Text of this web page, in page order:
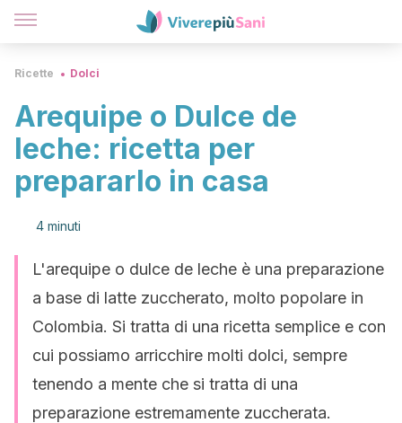
Ricette Dolci
Arequipe o Dulce de
leche: ricetta per
prepararlo in casa
4 minuti
L'arequipe o dulce de leche è una preparazione
a base di latte zuccherato, molto popolare in
Colombia. Si tratta di una ricetta semplice e con
cui possiamo arricchire molti dolci, sempre
tenendo a mente che si tratta di una
preparazione estremamente zuccherata.